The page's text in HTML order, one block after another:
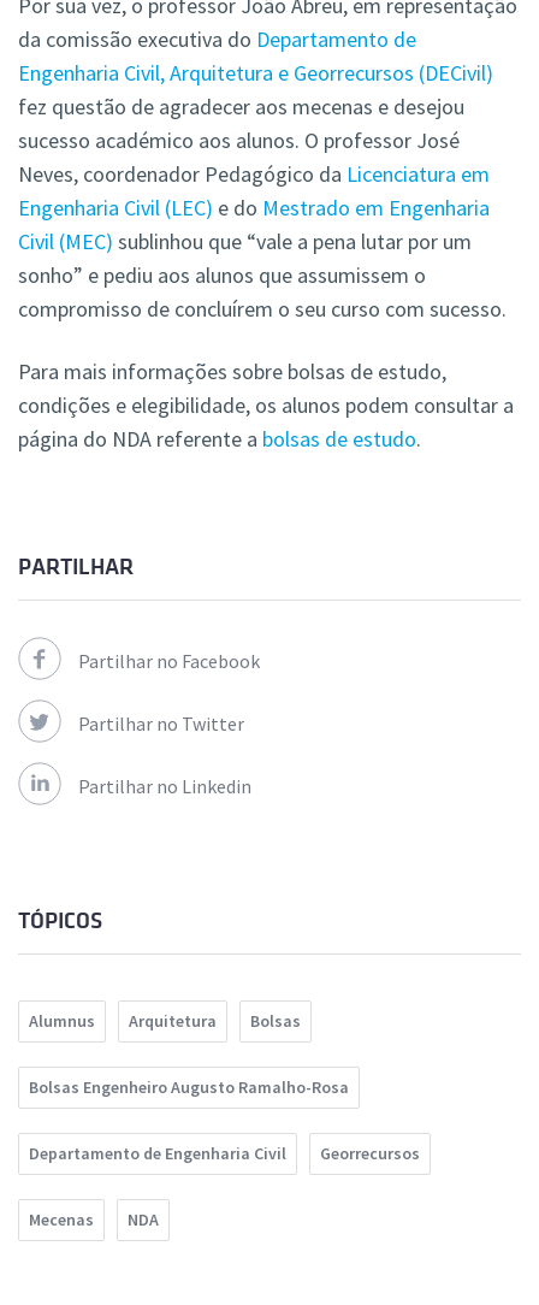
Por sua vez, o professor João Abreu, em representação
da comissão executiva do Departamento de
Engenharia Civil, Arquitetura e Georrecursos (DECivil)
fez questão de agradecer aos mecenas e desejou
sucesso académico aos alunos. O professor José
Neves, coordenador Pedagógico da Licenciatura em
Engenharia Civil (LEC) e do Mestrado em Engenharia
Civil (MEC) sublinhou que “vale a pena lutar por um
sonho” e pediu aos alunos que assumissem o
compromisso de concluírem o seu curso com sucesso.
Para mais informações sobre bolsas de estudo,
condições e elegibilidade, os alunos podem consultar a
página do NDA referente a bolsas de estudo.
PARTILHAR
Partilhar no Facebook
Partilhar no Twitter
Partilhar no Linkedin
TÓPICOS
Alumnus Arquitetura Bolsas
Bolsas Engenheiro Augusto Ramalho-Rosa
Departamento de Engenharia Civil Georrecursos
Mecenas NDA